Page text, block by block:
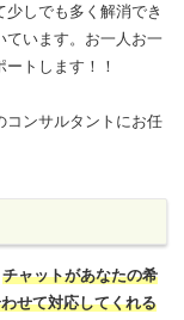
しでも多く解消でき
ています。お一人お一
トします！！
コンサルタントにお任
チャットがあなたの希
せて対応してくれる